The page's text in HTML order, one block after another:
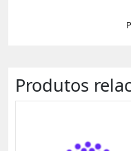
Produtos